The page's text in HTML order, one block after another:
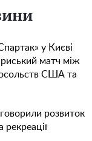
у Києві
матч між
США та
розвиток
рекреації